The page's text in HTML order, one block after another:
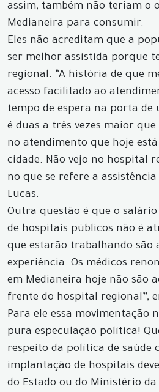
assim, também não teriam o
Medianeira para consumir.
Eles não acreditam que a
ser melhor assistida porque
regional. “A história de que
acesso facilitado ao
tempo de espera na porta de
é duas a três vezes maior
no atendimento que hoje
cidade. Não vejo no hospital
no que se refere a
Lucas.
Outra questão é que o
de hospitais públicos não é
que estarão trabalhando são
experiência. Os médicos
em Medianeira hoje não são
frente do hospital regional”,
Para ele essa movimentação
pura especulação política!
respeito da política de saúde
implantação de hospitais
do Estado ou do Ministério da